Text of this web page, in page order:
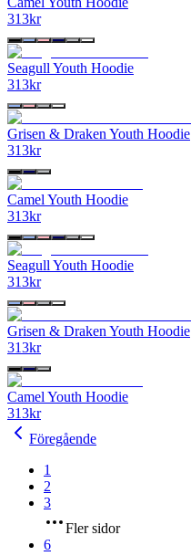
313kr
Seagull Youth Hoodie
313kr
Grisen & Draken Youth Hoodie
313kr
Camel Youth Hoodie
313kr
Seagull Youth Hoodie
313kr
Grisen & Draken Youth Hoodie
313kr
Camel Youth Hoodie
313kr
Föregående
1
2
3
Fler sidor
6